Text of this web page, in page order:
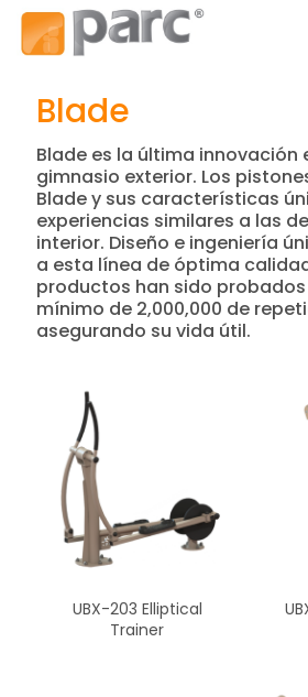
Blade
Blade es la última innovación
gimnasio exterior. Los
Blade y sus características
experiencias similares a las
interior. Diseño e ingeniería
a esta línea de óptima
productos han sido
mínimo de 2,000,000 de
asegurando su vida útil.
UBX-203 Elliptical
Trainer